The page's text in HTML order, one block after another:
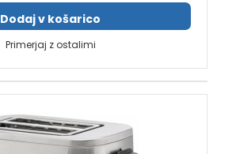
Dodaj v košarico
Primerjaj z ostalimi